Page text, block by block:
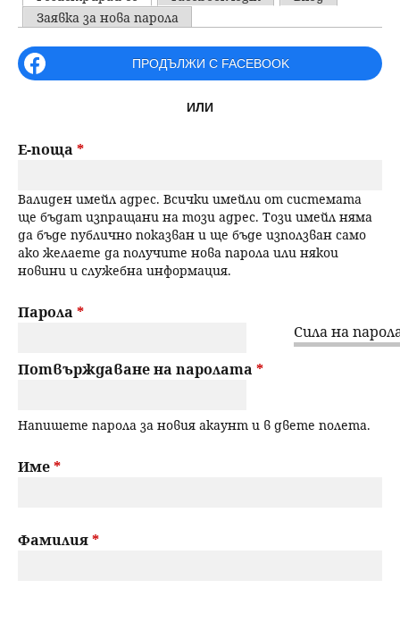
н
ю
ъ
р
е
н
е
u
P
r
i
a
y
t
a
b
Заявка за нова парола
ПРОДЪЛЖИ С FACEBOOK
ИЛИ
Е-поща *
Валиден имейл адрес. Всички имейли от системата
ще бъдат изпращани на този адрес. Този имейл няма
да бъде публично показван и ще бъде използван само
ако желаете да получите нова парола или някои
новини и служебна информация.
Сила на
Парола *
Потвърждаване на паролата *
Напишете парола за новия акаунт и в двете полета.
Име*
Фамилия*